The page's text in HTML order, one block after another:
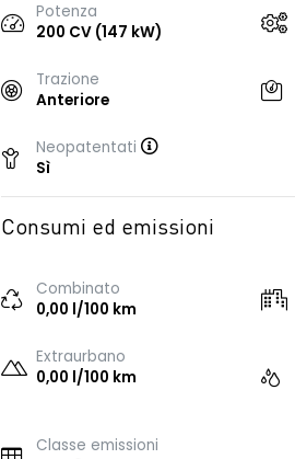
Potenza
200 CV (147 kW)
Trazione
Anteriore
Neopatentati
Sì
Consumi ed emissioni
Combinato
0,00 l/100 km
Extraurbano
0,00 l/100 km
Classe emissioni